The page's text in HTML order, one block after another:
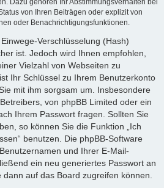
Dazu gehören Ihr Abstimmungsverhalten bei
von Ihren Beiträgen oder explizit von
oder Benachrichtigungsfunktionen.
Verschlüsselung (Hash)
ist. Jedoch wird Ihnen empfohlen,
Vielzahl von Webseiten zu
Ihr Schlüssel zu Ihrem Benutzerkonto
mit ihm sorgsam um. Insbesondere
von phpBB Limited oder ein
Ihrem Passwort fragen. Sollten Sie
so können Sie die Funktion „Ich
benutzen. Die phpBB-Software
und Ihrer E-Mail-
ein neu generiertes Passwort an
auf das Board zugreifen können.